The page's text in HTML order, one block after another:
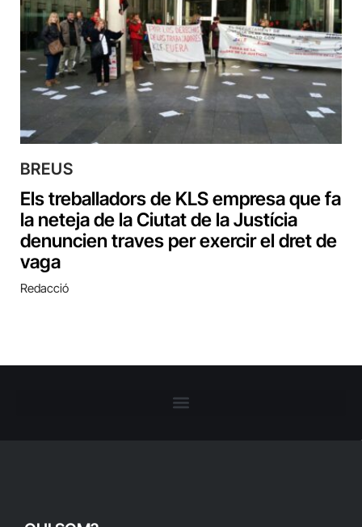
BREUS
Els treballadors de KLS empresa que fa
la neteja de la Ciutat de la Justícia
denuncien traves per exercir el dret de
vaga
Redacció